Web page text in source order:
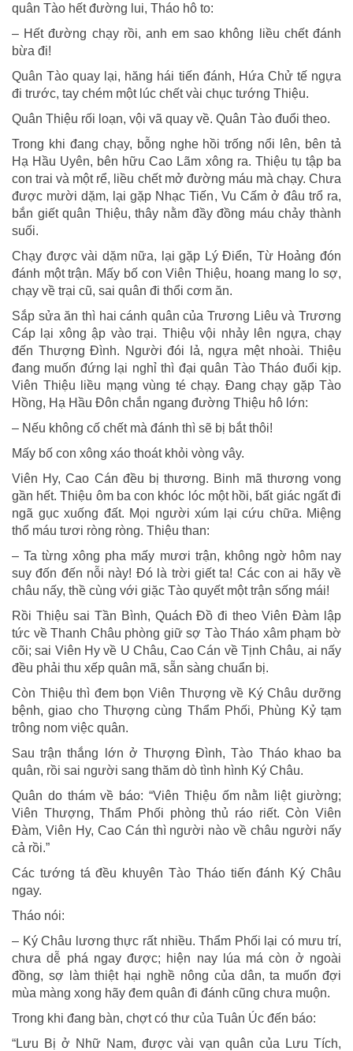
quân Tào hết đường lui, Tháo hô to:
– Hết đường chạy rồi, anh em sao không liều chết đánh
bừa đi!
Quân Tào quay lại, hăng hái tiến đánh, Hứa Chử tế ngựa
đi trước, tay chém một lúc chết vài chục tướng Thiệu.
Quân Thiệu rối loạn, vội vã quay về. Quân Tào đuổi theo.
Trong khi đang chạy, bỗng nghe hồi trống nổi lên, bên tả
Hạ Hầu Uyên, bên hữu Cao Lãm xông ra. Thiệu tụ tập ba
con trai và một rể, liều chết mở đường máu mà chạy. Chưa
được mười dặm, lại gặp Nhạc Tiến, Vu Cấm ở đâu trổ ra,
bắn giết quân Thiệu, thây nằm đầy đồng máu chảy thành
suối.
Chạy được vài dặm nữa, lại gặp Lý Điển, Từ Hoảng đón
đánh một trận. Mấy bố con Viên Thiệu, hoang mang lo sợ,
chạy về trại cũ, sai quân đi thổi cơm ăn.
Sắp sửa ăn thì hai cánh quân của Trương Liêu và Trương
Cáp lại xông ập vào trại. Thiệu vội nhảy lên ngựa, chạy
đến Thượng Đình. Người đói lả, ngựa mệt nhoài. Thiệu
đang muốn đứng lại nghỉ thì đại quân Tào Tháo đuổi kịp.
Viên Thiệu liều mạng vùng té chạy. Đang chạy gặp Tào
Hồng, Hạ Hầu Đôn chắn ngang đường Thiệu hô lớn:
– Nếu không cố chết mà đánh thì sẽ bị bắt thôi!
Mấy bố con xông xáo thoát khỏi vòng vây.
Viên Hy, Cao Cán đều bị thương. Binh mã thương vong
gần hết. Thiệu ôm ba con khóc lóc một hồi, bất giác ngất đi
ngã gục xuống đất. Mọi người xúm lại cứu chữa. Miệng
thổ máu tươi ròng ròng. Thiệu than:
– Ta từng xông pha mấy mươi trận, không ngờ hôm nay
suy đốn đến nỗi này! Đó là trời giết ta! Các con ai hãy về
châu nấy, thề cùng với giặc Tào quyết một trận sống mái!
Rồi Thiệu sai Tần Bình, Quách Đồ đi theo Viên Đàm lập
tức về Thanh Châu phòng giữ sợ Tào Tháo xâm phạm bờ
cõi; sai Viên Hy về U Châu, Cao Cán về Tịnh Châu, ai nấy
đều phải thu xếp quân mã, sẵn sàng chuẩn bị.
Còn Thiệu thì đem bọn Viên Thượng về Ký Châu dưỡng
bệnh, giao cho Thượng cùng Thẩm Phối, Phùng Kỷ tạm
trông nom việc quân.
Sau trận thắng lớn ở Thượng Đình, Tào Tháo khao ba
quân, rồi sai người sang thăm dò tình hình Ký Châu.
Quân do thám về báo: “Viên Thiệu ốm nằm liệt giường;
Viên Thượng, Thẩm Phối phòng thủ ráo riết. Còn Viên
Đàm, Viên Hy, Cao Cán thì người nào về châu người nấy
cả rồi.”
Các tướng tá đều khuyên Tào Tháo tiến đánh Ký Châu
ngay.
Tháo nói:
– Ký Châu lương thực rất nhiều. Thẩm Phối lại có mưu trí,
chưa dễ phá ngay được; hiện nay lúa má còn ở ngoài
đồng, sợ làm thiệt hại nghề nông của dân, ta muốn đợi
mùa màng xong hãy đem quân đi đánh cũng chưa muộn.
Trong khi đang bàn, chợt có thư của Tuân Úc đến báo:
“Lưu Bị ở Nhữ Nam, được vài vạn quân của Lưu Tích,